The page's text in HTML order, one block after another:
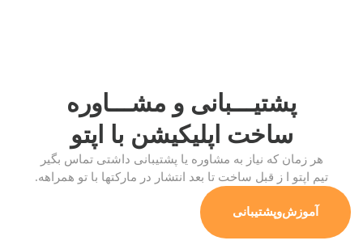
پشتیـــبانی و مشـــاوره
ساخت اپلیکیشن با اپتو
هر زمان که نیاز به مشاوره یا پشتیبانی داشتی تماس بگیر
تیم اپتو ا ز قبل ساخت تا بعد انتشار در مارکتها با تو همراهه.
آموزش‌وپشتیبانی